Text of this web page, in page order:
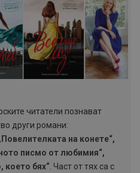
читатели познават
други романи:
на конете“,
писмо от любимия“,
което бях“ . Част от тях са с